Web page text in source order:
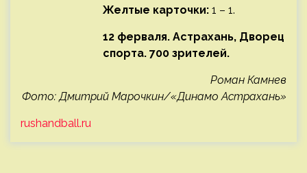
Желтые карточки: 1 – 1.
12 ферваля. Астрахань, Дворец
спорта. 700 зрителей.
Роман Камнев
Фото: Дмитрий Марочкин/«Динамо Астрахань»
rushandball.ru